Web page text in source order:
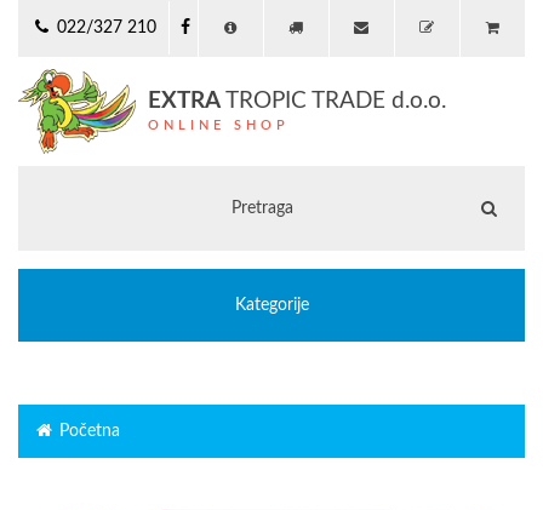
022/327 210
EXTRA TROPIC TRADE d.o.o.
ONLINE SHOP
Kategorije
Početna